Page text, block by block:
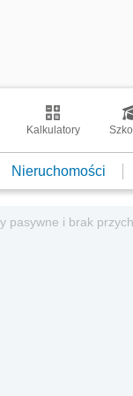
Kalkulatory
Nieruchomości
pasywne i brak